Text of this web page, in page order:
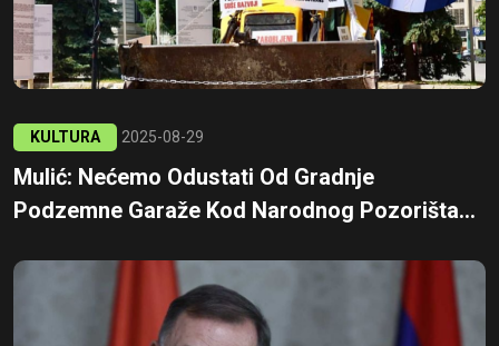
KULTURA 2025-08-29
Mulić: Nećemo Odustati Od Gradnje
Podzemne Garaže Kod Narodnog Pozorišta...